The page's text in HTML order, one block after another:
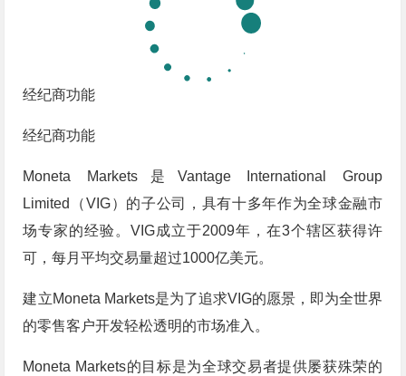
经纪商功能
经纪商功能
Moneta Markets是Vantage International Group
Limited（VIG）的子公司，具有十多年作为全球金融市
场专家的经验。VIG成立于2009年，在3个辖区获得许
可，每月平均交易量超过1000亿美元。
建立Moneta Markets是为了追求VIG的愿景，即为全世界
的零售客户开发轻松透明的市场准入。
Moneta Markets的目标是为全球交易者提供屡获殊荣的